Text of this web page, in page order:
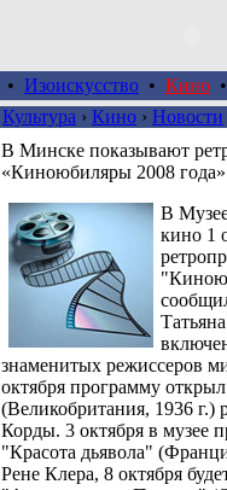
• Изоискусство • Кино •
Культура › Кино › Новости
В Минске показывают
«Киноюбиляры 2008 года»
В
кино 1
знаменитых режиссеров
октября программу
(Великобритания, 1936 г.)
Корды. 3 октября в музее
"Красота дьявола"
Рене Клера, 8 октября